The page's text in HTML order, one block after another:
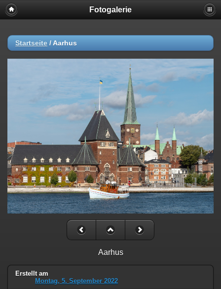
Fotogalerie
Startseite / Aarhus
Aarhus
Erstellt am
Montag, 5. September 2022